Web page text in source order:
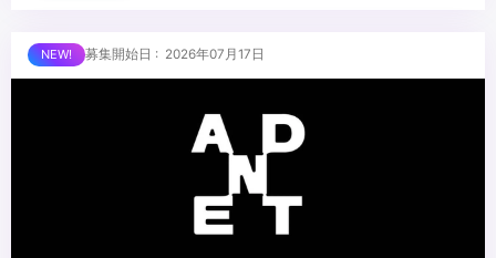
・Unreal Engine／Unity 等のリアルタイムエンジン使用経験
・AIを活用した映像制作の経験
... 募集開始日 : 2026年07月17日